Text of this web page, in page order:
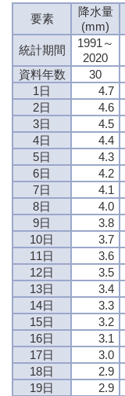
要素
降水量
(mm)
統計期間
1991～
2020
資料年数
30
1日
4.7
2日
4.6
3日
4.5
4日
4.4
5日
4.3
6日
4.2
7日
4.1
8日
4.0
9日
3.8
10日
3.7
11日
3.6
12日
3.5
13日
3.4
14日
3.3
15日
3.2
16日
3.1
17日
3.0
18日
2.9
19日
2.9